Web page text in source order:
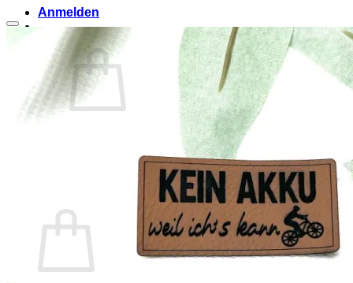
Anmelden
Warenkorb /0,00
Es befinden sich keine Produkte im Warenkorb.
Zurück zum Shop
Add to wishlist